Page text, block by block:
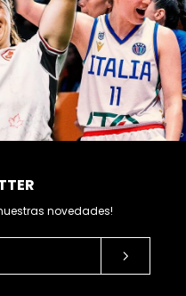
novedades!